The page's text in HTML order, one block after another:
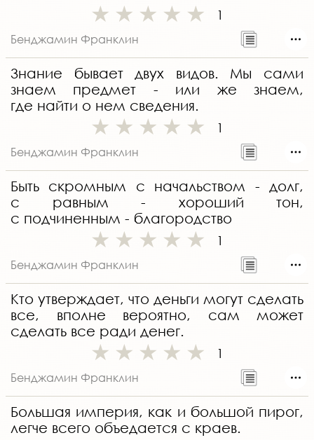
1
Бенджамин Франклин
3нание бывает двух видов. Мы сами
знаем предмет - или же знаем,
где найти о нем сведения.
1
Бенджамин Франклин
Быть скромным с начальством - долг,
с равным - хороший тон,
с подчиненным - благородство
1
Бенджамин Франклин
Кто утверждает, что деньги могут сделать
все, вполне вероятно, сам может
сделать все ради денег.
1
Бенджамин Франклин
Большая империя, как и большой пирог,
легче всего объедается с краев.